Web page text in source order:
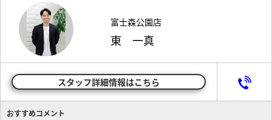
富士森公園店
東 一真
スタッフ詳細情報はこちら
おすすめコメント